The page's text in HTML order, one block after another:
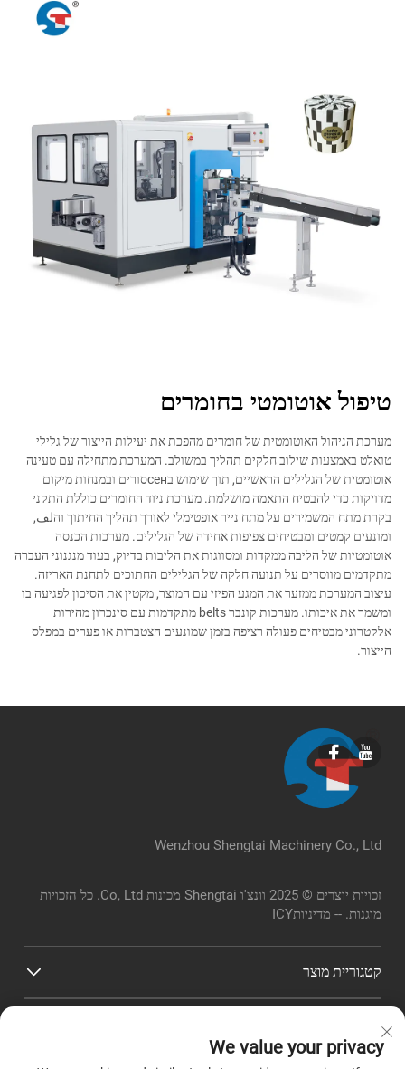
טיפול אוטומטי בחומרים
מערכת הניהול האוטומטית של חומרים מהפכת את יעילות הייצור של גלילי
טואלט באמצעות שילוב חלקים תהליך במשולב. המערכת מתחילה עם טעינה
אוטומטית של הגלילים הראשיים, תוך שימוש בсенסורים ובמנחות מיקום
מדויקות כדי להבטיח התאמה מושלמת. מערכת ניוד החומרים כוללת התקני
בקרת מתח המשמירים על מתח נייר אופטימלי לאורך תהליך החיתוך והلف,
ומונעים קמטים ומבטיחים צפיפות אחידה של הגלילים. מערכות הכנסה
אוטומטיות של הליבה ממקדות ומסווגות את הליבות בדיוק, בעוד מנגנוני העברה
מתקדמים מווסרים על תנועה חלקה של הגלילים החתוכים לתחנת האריזה.
עיצוב המערכת ממזער את המגע הפיזי עם המוצר, מקטין את הסיכון לפגיעה בו
ומשמר את איכותו. מערכות קונבר belts מתקדמות עם סינכרון מהירות
אלקטרוני מבטיחים פעולה רציפה בזמן שמונעים הצטברות או פערים במפלס
הייצור.
Wenzhou Shengtai Machinery Co., Ltd
זכויות יוצרים © 2025 וונצ'ו Shengtai מכונות Co, Ltd. כל הזכויות
מוגנות. -- מדיניותICY
קטגוריית מוצר
We value your privacy